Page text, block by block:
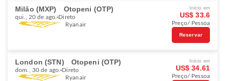
Milão (MXP) Otopeni (OTP)
qui., 20 de ago. Direto
Ryanair
Início em
US$ 33.6
Preço/ Pessoa
Reservar
London (STN) Otopeni (OTP)
dom., 30 de ago. Direto
Ryanair
Início em
US$ 34.61
Preço/ Pessoa